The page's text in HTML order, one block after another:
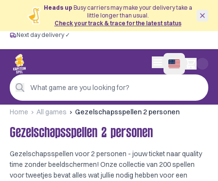
Heads up Busy carriers may make your delivery take a
little longer than usual.
Check your track & trace for the latest status
Free from €60
Next day delivery ✓
Personal advice
4,9/5 —
Next day delivery ✓
What game are you looking for?
0 items in cart
Home All games Gezelschapsspellen 2 personen
Gezelschapsspellen 2 personen
Gezelschapsspellen voor 2 personen - jouw ticket naar quality
time zonder beeldschermen! Onze collectie van 200 spellen
voor tweetjes bevat alles wat jullie nodig hebben voor een